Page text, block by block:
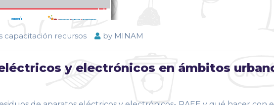
capacitación recursos by MINAM
y electrónicos en ámbitos